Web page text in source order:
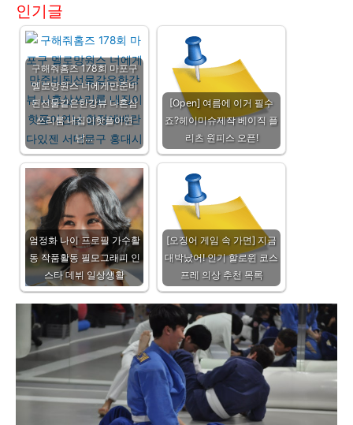
인기글
구해줘홈즈 178회 마포구
멜로망원스 너에게만준비
된선물같은한강뷰 나혼삼
쓰리룸 내집이핫플이연
남…
[Open] 여름에 이거 필수
죠?헤이미슈제작 베이직 플
리츠 원피스 오픈!
엄정화 나이 프로필 가수활
동 작품활동 필모그래피 인
스타 데뷔 일상생활
[오징어 게임 속 가면] 지금
대박났어! 인기 할로윈 코스
프레 의상 추천 목록